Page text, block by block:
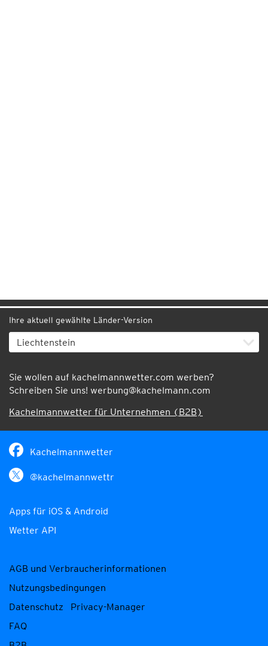
Ihre aktuell gewählte Länder-Version
Sie wollen auf kachelmannwetter.com werben?
Schreiben Sie uns! werbung@kachelmann.com
Kachelmannwetter für Unternehmen (B2B)
Kachelmannwetter
@kachelmannwettr
Apps für iOS & Android
Wetter API
AGB und Verbraucherinformationen
Nutzungsbedingungen
Datenschutz
Privacy-Manager
FAQ